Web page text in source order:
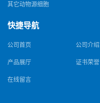
其它动物源细胞
快捷导航
公司首页 公司介绍
产品展厅 证书荣誉
在线留言